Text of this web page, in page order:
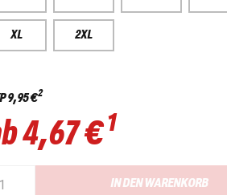
XL 2XL
9,95 €2
4,67 €1
IN DEN WARENKORB